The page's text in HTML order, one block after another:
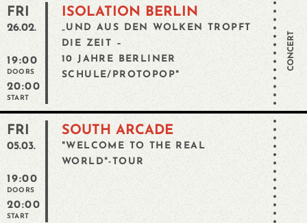
FRI
26.02.
19:00
DOORS
20:00
START
ISOLATION BERLIN
„UND AUS DEN WOLKEN TROPFT
DIE ZEIT –
10 JAHRE BERLINER
SCHULE/PROTOPOP"
CONCERT
FRI
05.03.
19:00
DOORS
20:00
START
SOUTH ARCADE
"WELCOME TO THE REAL
WORLD"-TOUR